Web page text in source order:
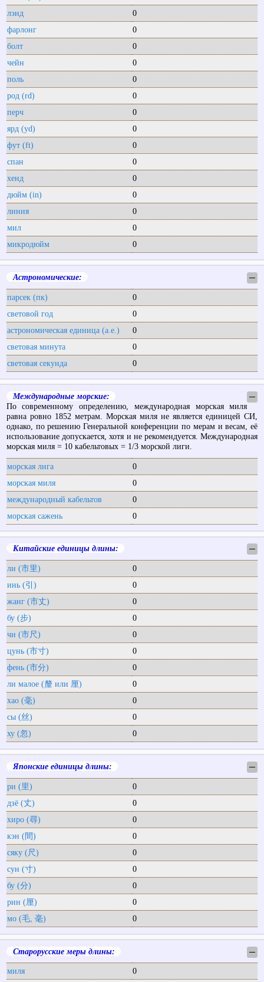
лэнд
0
фарлонг
0
болт
0
чейн
0
поль
0
род (rd)
0
перч
0
ярд (yd)
0
фут (ft)
0
спан
0
хенд
0
дюйм (in)
0
линия
0
мил
0
микродюйм
0
Астрономические: ─
парсек (пк)
0
световой год
0
астрономическая единица (а.е.)
0
световая минута
0
световая секунда
0
Международные морские:
─
По современному определению, международная морская миля
равна ровно 1852 метрам. Морская миля не является единицей СИ,
однако, по решению Генеральной конференции по мерам и весам, её
использование допускается, хотя и не рекомендуется. Международная
морская миля = 10 кабельтовых = 1/3 морской лиги.
морская лига
0
морская миля
0
международный кабельтов
0
морская сажень
0
Китайские единицы длины: ─
ли (市里)
0
инь (引)
0
жанг (市丈)
0
бу (步)
0
чи (市尺)
0
цунь (市寸)
0
фень (市分)
0
ли малое (釐 или 厘)
0
хао (毫)
0
сы (丝)
0
ху (忽)
0
Японские единицы длины: ─
ри (里)
0
дзё (丈)
0
хиро (尋)
0
кэн (間)
0
сяку (尺)
0
сун (寸)
0
бу (分)
0
рин (厘)
0
мо (毛, 毫)
0
Старорусские меры длины: ─
миля
0